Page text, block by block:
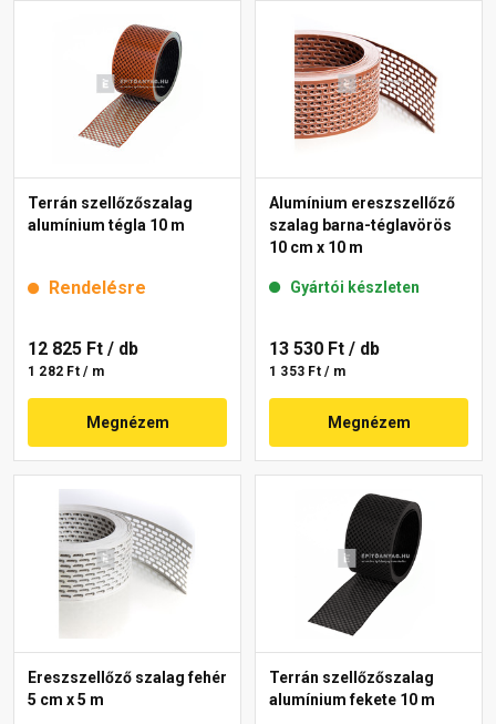
Terrán szellőzőszalag
alumínium tégla 10 m
Rendelésre
12 825 Ft / db
1 282 Ft / m
Megnézem
Alumínium ereszszellőző
szalag barna-téglavörös
10 cm x 10 m
Gyártói készleten
13 530 Ft / db
1 353 Ft / m
Megnézem
Ereszszellőző szalag fehér
5 cm x 5 m
Terrán szellőzőszalag
alumínium fekete 10 m